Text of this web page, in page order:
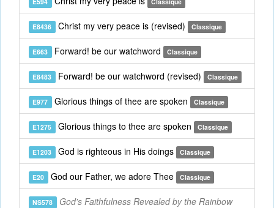
E8436 Christ my very peace is (revised) Classique
E663 Forward! be our watchword Classique
E8483 Forward! be our watchword (revised) Classique
E977 Glorious things of thee are spoken Classique
E1275 Glorious things to thee are spoken Classique
E1203 God is righteous in His doings Classique
E20 God our Father, we adore Thee Classique
NS578 God's Faithfulness Revealed by the Rainbow